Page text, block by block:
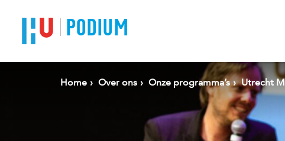
PODIUM
Home Over ons Onze programma’s Utrecht